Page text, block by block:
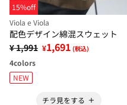
15%off
Viola e Viola
配色デザイン綿混スウェット
¥ 1,991 ¥1,691 (税込)
4colors
NEW
チラ見をする